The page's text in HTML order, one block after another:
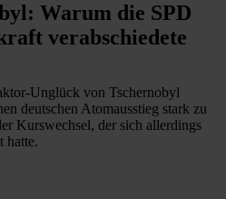
Warum die SPD
verabschiedete
Unglück von Tschernobyl
deutschen Atomausstieg stark zu
Kurswechsel, der sich allerdings
hatte.